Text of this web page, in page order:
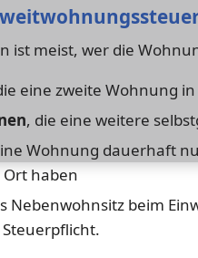
ist meist, wer die
eine zweite Wohnung
, die eine weitere
Wohnung dauerhaft
haben
Nebenwohnsitz beim